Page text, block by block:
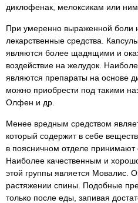
диклофенак, мелоксикам или
При умеренно выраженной боли
лекарственные средства.
являются более щадящими и
воздействие на желудок.
являются препараты на основе
можно приобрести под такими
Олфен и др.
Менее вредным средством
который содержит в себе
в поясничном отделе принимают
Наиболее качественным и
этой группы является Мовалис.
растяжении спины. Подобные
только после еды, запивая